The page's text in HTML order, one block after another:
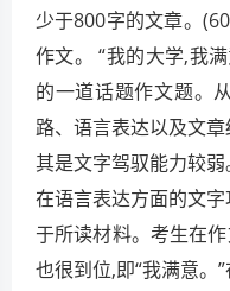
少于800字的文章。
作文。 “我的大学,我
的一道话题作文题。
路、语言表达以及文
其是文字驾驭能力较
在语言表达方面的文
于所读材料。考生在
也很到位,即“我满意。